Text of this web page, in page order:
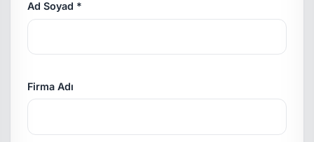
Ad Soyad *
Firma Adı